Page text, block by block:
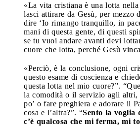
«La vita cristiana è una lotta
lasci attirare da Gesù, per mezzo
dire ‘Io rimango tranquillo, in
mani di questa gente, di questi
se tu vuoi andare avanti devi
cuore che lotta, perché Gesù
«Perciò, è la conclusione, ogni
questo esame di coscienza e
questa lotta nel mio cuore?”.
la comodità o il servizio agli
po’ o fare preghiera e adorare il
cosa e l’altra?”. “Sento la voglia
c’è qualcosa che mi ferma, mi